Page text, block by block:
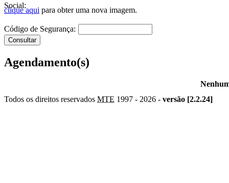
Social:
clique aqui para obter uma nova imagem.
Código de Segurança:
Agendamento(s)
Todos os direitos reservados MTE 1997 - 2026 - versão [2.2.24]